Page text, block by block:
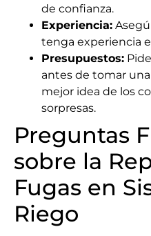
de confianza.
Experiencia:
tenga experiencia
Presupuestos:
antes de tomar
mejor idea de los
sorpresas.
Preguntas
sobre la
Fugas en
Riego